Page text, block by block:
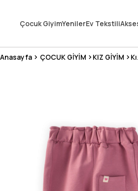
3 MİLYONDAN FAZLA MUTLU MÜŞTERİ ❤️ 10
Çocuk GiyimYenilerEv Tekstili
Anasayfa ÇOCUK GİYİM KIZ GİYİM